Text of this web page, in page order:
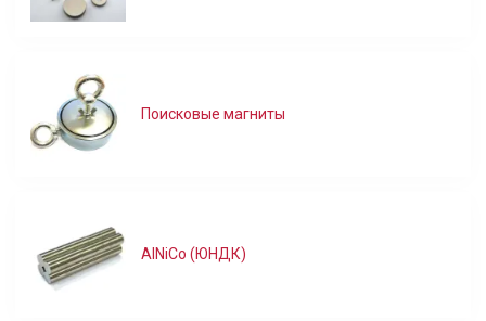
Поисковые магниты
AlNiCo (ЮНДК)